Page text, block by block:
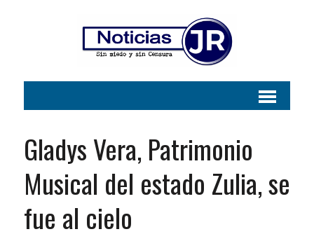
Gladys Vera, Patrimonio
Musical del estado Zulia, se
fue al cielo